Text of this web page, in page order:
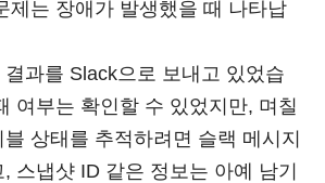
제는 장애가 발생했을 때 나타납
과를 Slack으로 보내고 있었습
여부는 확인할 수 있었지만, 며칠
상태를 추적하려면 슬랙 메시지
스냅샷 ID 같은 정보는 아예 남기